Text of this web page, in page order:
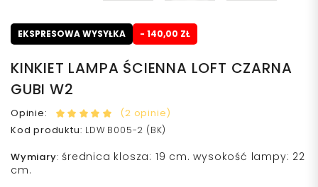
EKSPRESOWA WYSYŁKA - 140,00 ZŁ
KINKIET LAMPA ŚCIENNA LOFT CZARNA
GUBI W2
Opinie:
(2 opinie)
Kod produktu: LDW B005-2 (BK)
Wymiary: średnica klosza: 19 cm. wysokość lampy: 22
cm.